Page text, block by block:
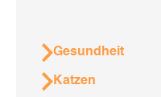
Gesundheit
Katzen